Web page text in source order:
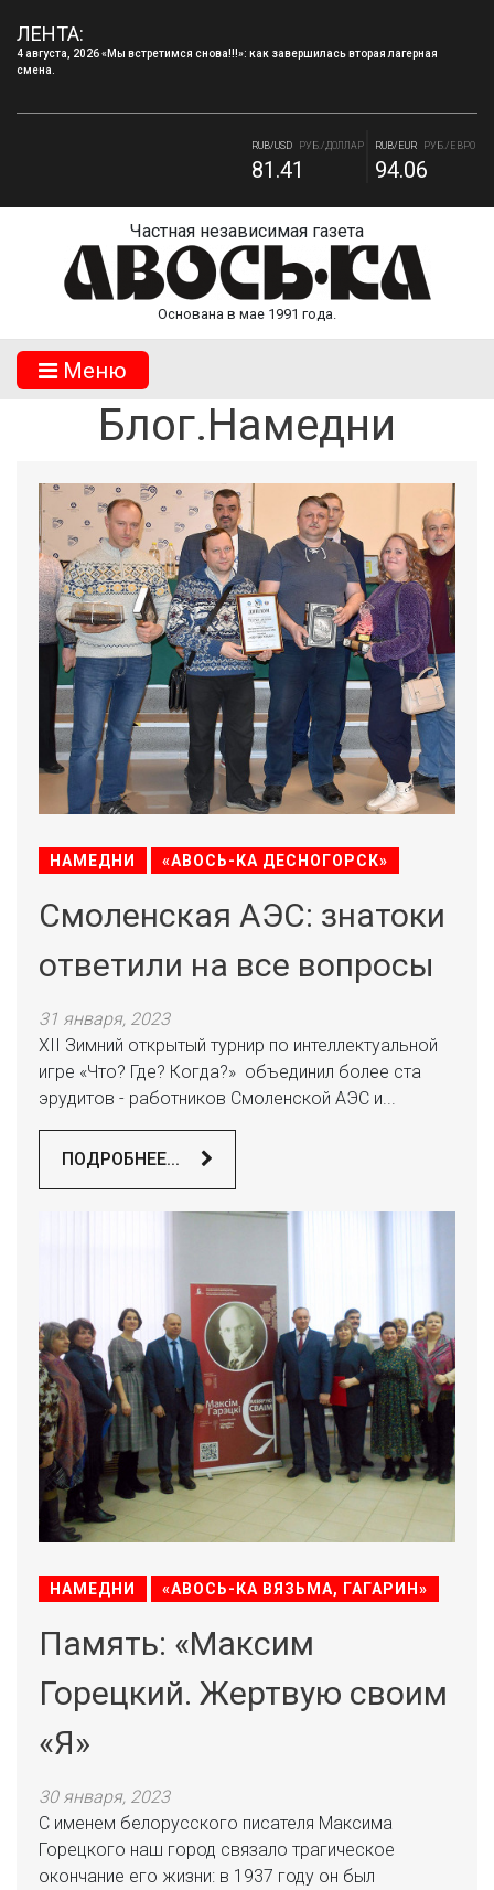
ЛЕНТА:
4 августа, 2026 «Мы встретимся снова!!!»: как завершилась вторая лагерная
смена.
РУБ./БЕЛ. РУБ.
27.7
RUB/ 10 UAH РУБ./10 ГРИВНА.
18.19
81.41 94.06
Частная независимая газета
Основана в мае 1991 года.
Mеню
Блог.Намедни
НАМЕДНИ «АВОСЬ-КА ДЕСНОГОРСК»
Смоленская АЭС: знатоки
ответили на все вопросы
31 января, 2023
XII Зимний открытый турнир по интеллектуальной
игре «Что? Где? Когда?» объединил более ста
эрудитов - работников Смоленской АЭС и...
ПОДРОБНЕЕ...
НАМЕДНИ «АВОСЬ-КА ВЯЗЬМА, ГАГАРИН»
Память: «Максим
Горецкий. Жертвую своим
«Я»
30 января, 2023
С именем белорусского писателя Максима
Горецкого наш город связало трагическое
окончание его жизни: в 1937 году он был